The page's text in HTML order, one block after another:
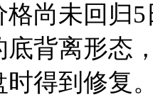
格尚未回归
底背离形态
得到修复